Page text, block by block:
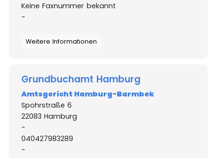
Keine Faxnummer bekannt
-
Weitere Informationen
Grundbuchamt Hamburg
Amtsgericht Hamburg-Barmbek
Spohrstraße 6
22083 Hamburg
-
040427983289
-